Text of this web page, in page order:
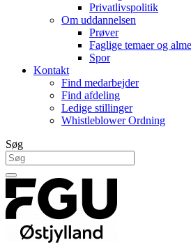
Privatlivspolitik
Om uddannelsen
Prøver
Faglige temaer og
Spor
Kontakt
Find medarbejder
Find afdeling
Ledige stillinger
Whistleblower Ordning
Søg